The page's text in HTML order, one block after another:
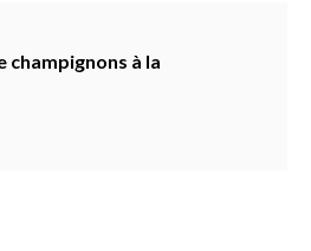
champignons à la